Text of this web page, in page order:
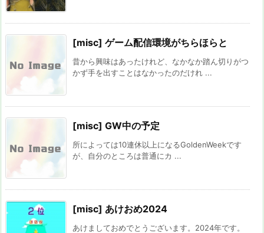
[misc] ゲーム配信環境がちらほらと
昔から興味はあったけれど、なかなか踏ん切りがつ
かず手を出すことはなかったのだけれ ...
[misc] GW中の予定
所によっては10連休以上になるGoldenWeekです
が、自分のところは普通にカ ...
[misc] あけおめ2024
あけましておめでとうございます。2024年です。